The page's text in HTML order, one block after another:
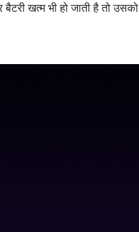
खत्म भी हो जाती है तो उसको